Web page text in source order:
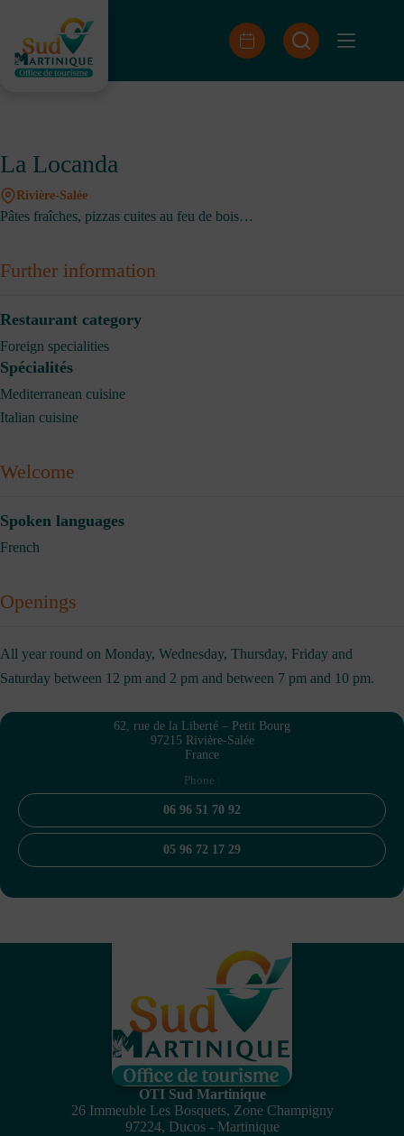
content
La Locanda
Rivière-Salée
Pâtes fraîches, pizzas cuites au feu de bois…
Further information
Restaurant category
Foreign specialities
Spécialités
Mediterranean cuisine
Italian cuisine
Welcome
Spoken languages
French
Openings
All year round on Monday, Wednesday, Thursday, Friday and
Saturday between 12 pm and 2 pm and between 7 pm and 10 pm.
62, rue de la Liberté – Petit Bourg
97215 Rivière-Salée
France
Phone :
06 96 51 70 92
05 96 72 17 29
OTI Sud Martinique
26 Immeuble Les Bosquets, Zone Champigny
97224, Ducos - Martinique